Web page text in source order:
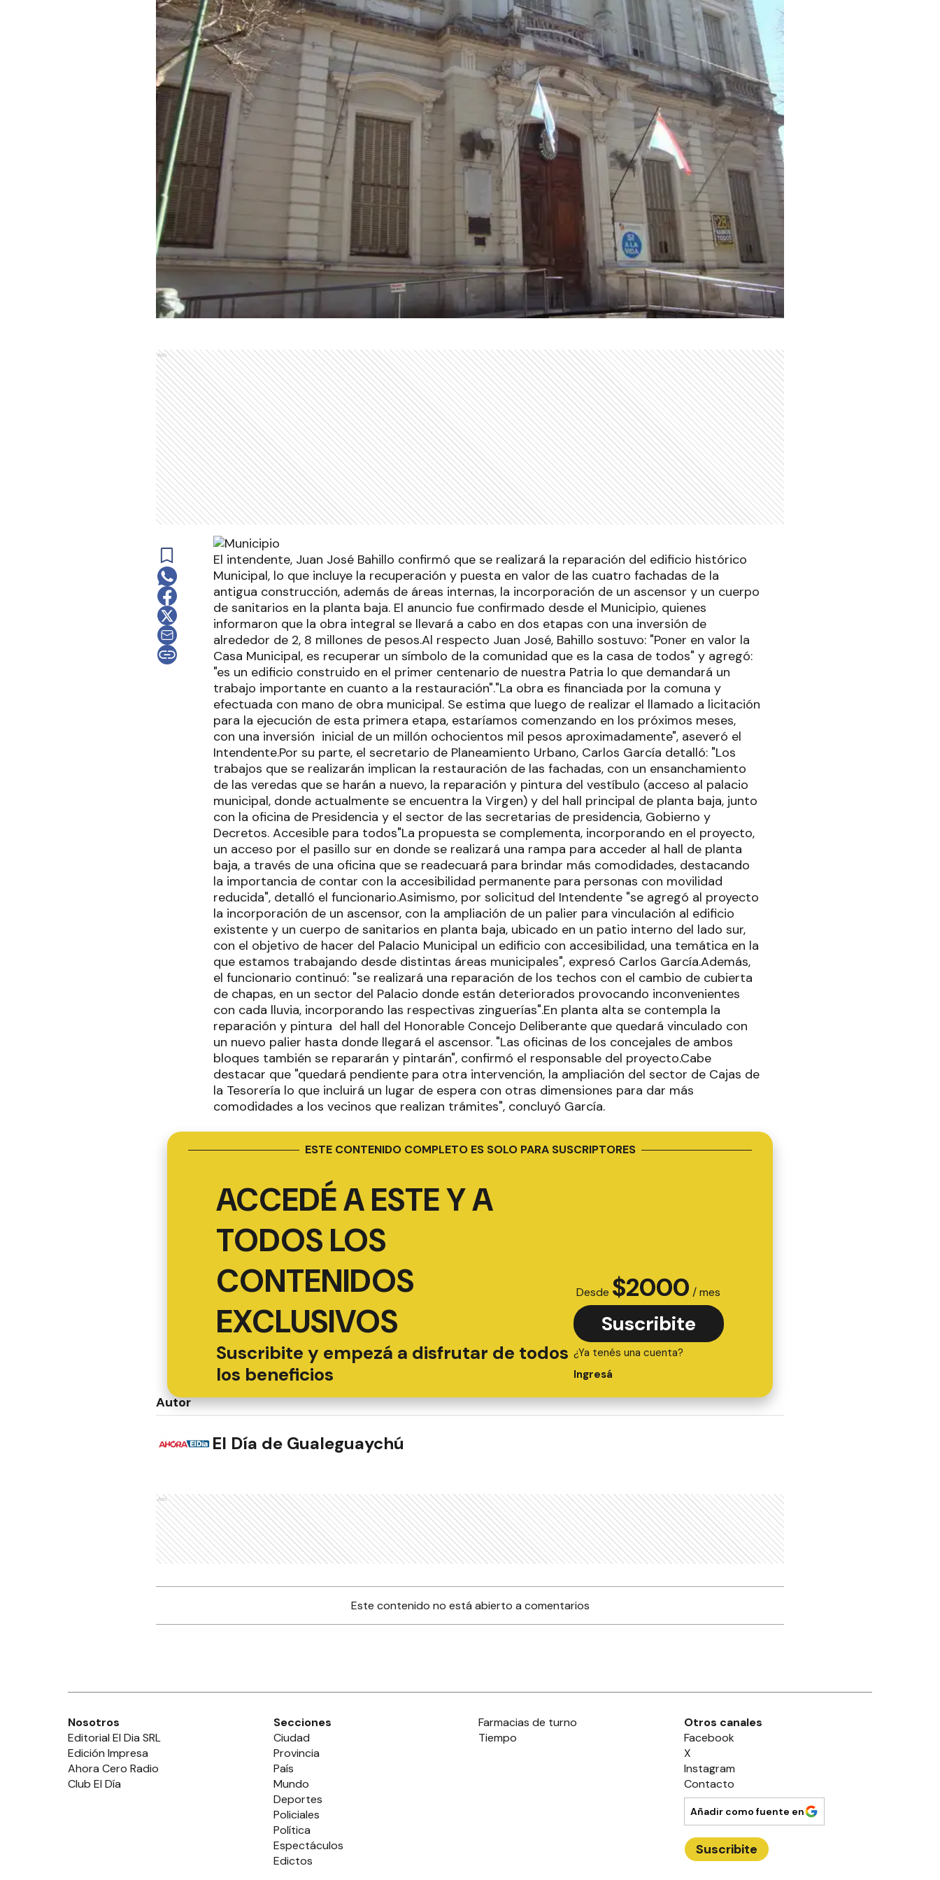
Ads
El intendente, Juan José Bahillo confirmó que se realizará la reparación del edificio histórico
Municipal, lo que incluye la recuperación y puesta en valor de las cuatro fachadas de la
antigua construcción, además de áreas internas, la incorporación de un ascensor y un cuerpo
de sanitarios en la planta baja. El anuncio fue confirmado desde el Municipio, quienes
informaron que la obra integral se llevará a cabo en dos etapas con una inversión de
alrededor de 2, 8 millones de pesos.Al respecto Juan José, Bahillo sostuvo: "Poner en valor la
Casa Municipal, es recuperar un símbolo de la comunidad que es la casa de todos" y agregó:
"es un edificio construido en el primer centenario de nuestra Patria lo que demandará un
trabajo importante en cuanto a la restauración"."La obra es financiada por la comuna y
efectuada con mano de obra municipal. Se estima que luego de realizar el llamado a licitación
para la ejecución de esta primera etapa, estaríamos comenzando en los próximos meses,
con una inversión inicial de un millón ochocientos mil pesos aproximadamente", aseveró el
Intendente.Por su parte, el secretario de Planeamiento Urbano, Carlos García detalló: "Los
trabajos que se realizarán implican la restauración de las fachadas, con un ensanchamiento
de las veredas que se harán a nuevo, la reparación y pintura del vestíbulo (acceso al palacio
municipal, donde actualmente se encuentra la Virgen) y del hall principal de planta baja, junto
con la oficina de Presidencia y el sector de las secretarias de presidencia, Gobierno y
Decretos. Accesible para todos"La propuesta se complementa, incorporando en el proyecto,
un acceso por el pasillo sur en donde se realizará una rampa para acceder al hall de planta
baja, a través de una oficina que se readecuará para brindar más comodidades, destacando
la importancia de contar con la accesibilidad permanente para personas con movilidad
reducida", detalló el funcionario.Asimismo, por solicitud del Intendente "se agregó al proyecto
la incorporación de un ascensor, con la ampliación de un palier para vinculación al edificio
existente y un cuerpo de sanitarios en planta baja, ubicado en un patio interno del lado sur,
con el objetivo de hacer del Palacio Municipal un edificio con accesibilidad, una temática en la
que estamos trabajando desde distintas áreas municipales", expresó Carlos García.Además,
el funcionario continuó: "se realizará una reparación de los techos con el cambio de cubierta
de chapas, en un sector del Palacio donde están deteriorados provocando inconvenientes
con cada lluvia, incorporando las respectivas zinguerías".En planta alta se contempla la
reparación y pintura del hall del Honorable Concejo Deliberante que quedará vinculado con
un nuevo palier hasta donde llegará el ascensor. "Las oficinas de los concejales de ambos
bloques también se repararán y pintarán", confirmó el responsable del proyecto.Cabe
destacar que "quedará pendiente para otra intervención, la ampliación del sector de Cajas de
la Tesorería lo que incluirá un lugar de espera con otras dimensiones para dar más
comodidades a los vecinos que realizan trámites", concluyó García.
ESTE CONTENIDO COMPLETO ES SOLO PARA SUSCRIPTORES
ACCEDÉ A ESTE Y A
TODOS LOS
CONTENIDOS
EXCLUSIVOS
Suscribite y empezá a disfrutar de todos
los beneficios
Desde $2000 / mes
Suscribite
¿Ya tenés una cuenta?
Ingresá
Autor
El Día de Gualeguaychú
Ads
Este contenido no está abierto a comentarios
Nosotros
Editorial El Dia SRL
Edición Impresa
Ahora Cero Radio
Club El Día
Secciones
Ciudad
Provincia
País
Mundo
Deportes
Policiales
Política
Espectáculos
Edictos
Farmacias de turno
Tiempo
Otros canales
Facebook
X
Instagram
Contacto
Añadir como fuente en
Suscribite